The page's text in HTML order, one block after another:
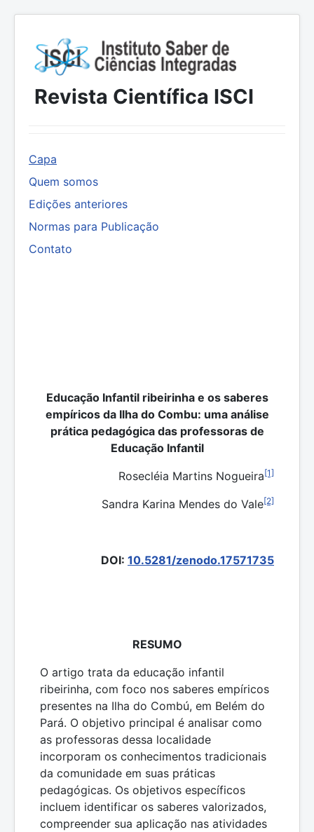
Revista Científica ISCI
Capa
Quem somos
Edições anteriores
Normas para Publicação
Contato
Educação Infantil ribeirinha e os saberes
empíricos da Ilha do Combu: uma análise
prática pedagógica das professoras de
Educação Infantil
Rosecléia Martins Nogueira[1]
Sandra Karina Mendes do Vale[2]
DOI: 10.5281/zenodo.17571735
RESUMO
O artigo trata da educação infantil
ribeirinha, com foco nos saberes empíricos
presentes na Ilha do Combú, em Belém do
Pará. O objetivo principal é analisar como
as professoras dessa localidade
incorporam os conhecimentos tradicionais
da comunidade em suas práticas
pedagógicas. Os objetivos específicos
incluem identificar os saberes valorizados,
compreender sua aplicação nas atividades